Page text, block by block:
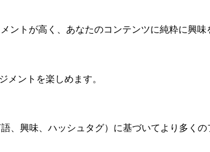
ントが高く、あなたのコンテンツに純粋に興味
メントを楽しめます。
、興味、ハッシュタグ）に基づいてより多く